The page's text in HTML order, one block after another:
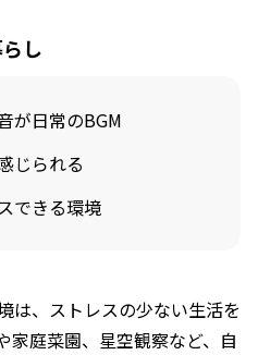
し
が日常のBGM
じられる
できる環境
は、ストレスの少ない生活を
家庭菜園、星空観察など、自